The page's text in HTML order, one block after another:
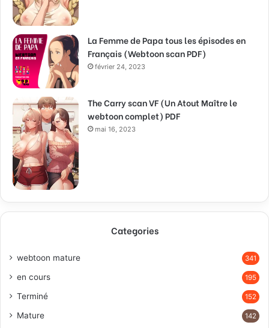
La Femme de Papa tous les épisodes en
Français (Webtoon scan PDF)
février 24, 2023
The Carry scan VF (Un Atout Maître le
webtoon complet) PDF
mai 16, 2023
Categories
webtoon mature 341
en cours 195
Terminé 152
Mature 142